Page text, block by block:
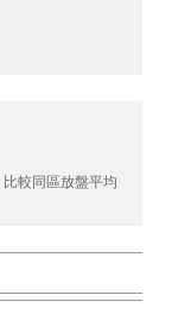
比較同區放盤平均